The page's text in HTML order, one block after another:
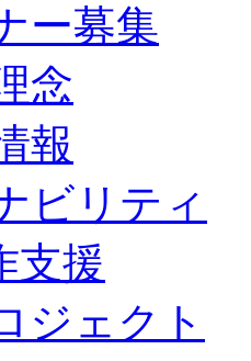
ー募集
念
報
ビリティ
支援
ジェクト